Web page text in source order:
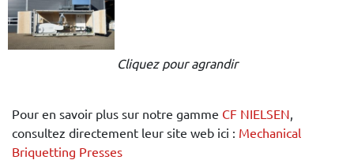
Cliquez pour agrandir
Pour en savoir plus sur notre gamme CF NIELSEN
consultez directement leur site web ici : Mechanical
Briquetting Presses